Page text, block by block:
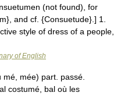
(not found), for
and cf. {Consuetude}.] 1.
style of dress of a people,
of English
mée) part. passé.
costumé, bal où les